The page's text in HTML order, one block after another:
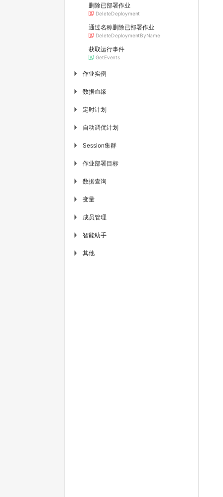
删除已部署作业
DeleteDeployment
通过名称删除已部署作业
DeleteDeploymentByName
获取运行事件
GetEvents
▶ 作业实例
▶ 数据血缘
▶ 定时计划
▶ 自动调优计划
▶ Session集群
▶ 作业部署目标
▶ 数据查询
▶ 变量
▶ 成员管理
▶ 智能助手
▶ 其他